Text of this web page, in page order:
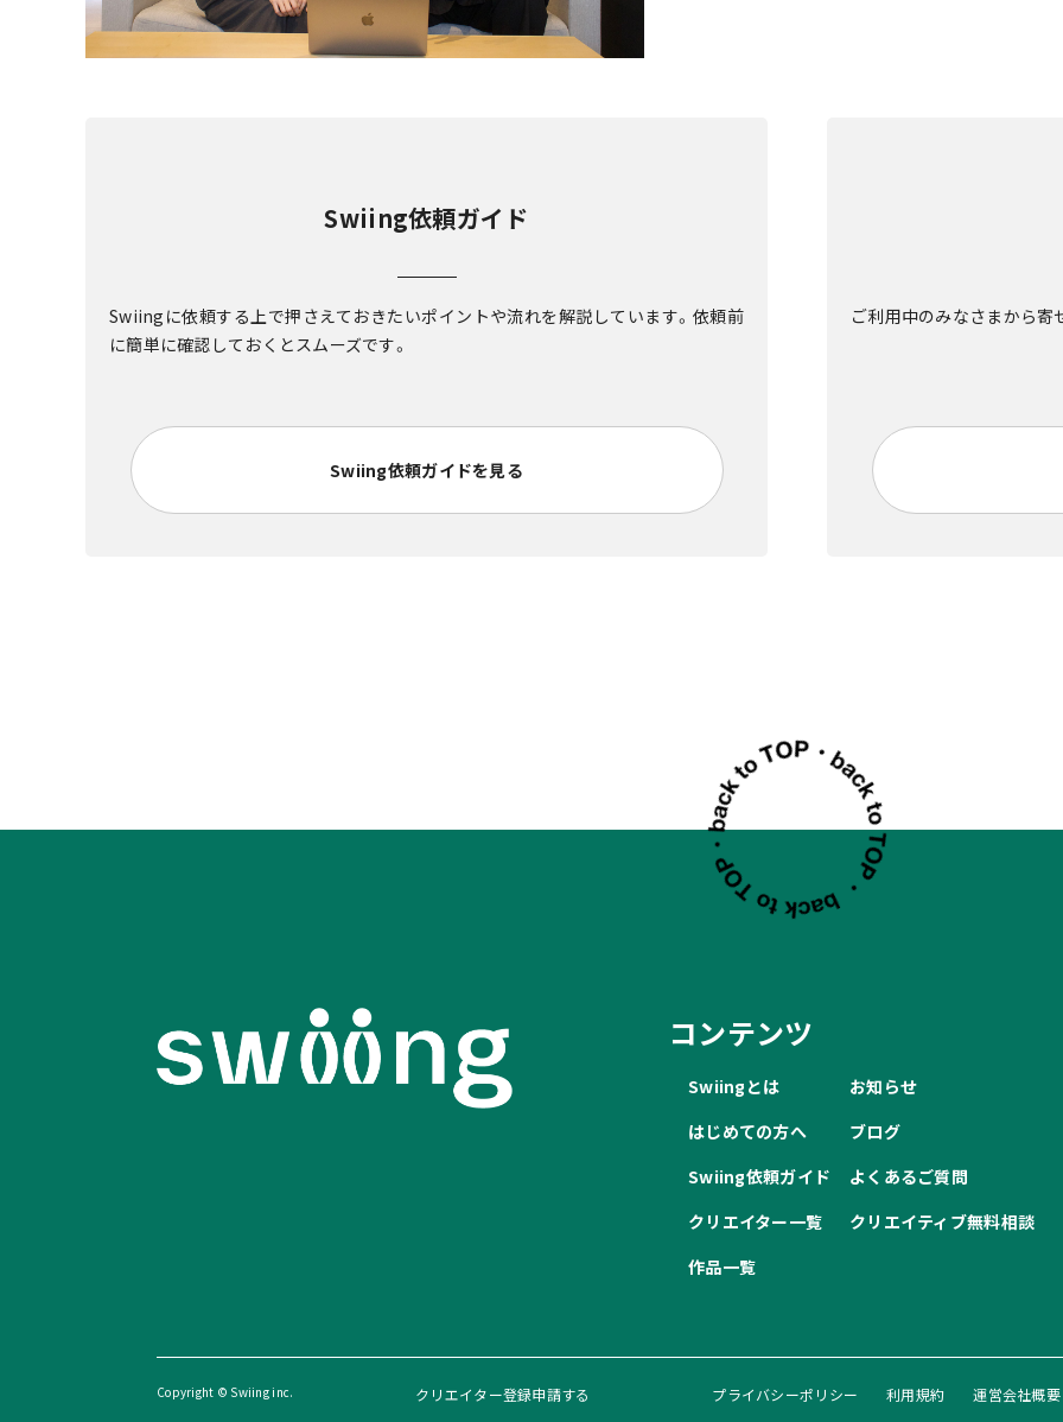
Swiing依頼ガイド
Swiingに依頼する上で押さえておきたいポイントや流れを解説しています。依頼前
に簡単に確認しておくとスムーズです。
Swiing依頼ガイドを見る
ご利用中のみなさまから寄
コンテンツ
Swiingとは
はじめての方へ
Swiing依頼ガイド
クリエイター一覧
作品一覧
お知らせ
ブログ
よくあるご質問
クリエイティブ無料相談
プライバシーポリシー 利用規約 運営会社概要
クリエイター登録申請する
Copyright © Swiing inc.